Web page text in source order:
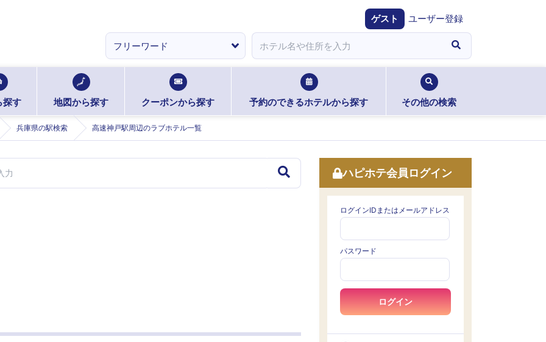
ゲスト ユーザー登録
探す 地図から探す クーポンから探す 予約のできるホテルから探す その他の検索
兵庫県の駅検索 高速神戸駅周辺のラブホテル一覧
ハピホテ会員ログイン
ログインIDまたはメールアドレス
パスワード
ログイン